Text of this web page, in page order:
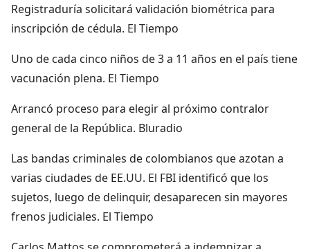
Registraduría solicitará validación biométrica para
inscripción de cédula. El Tiempo
Uno de cada cinco niños de 3 a 11 años en el país tiene
vacunación plena. El Tiempo
Arrancó proceso para elegir al próximo contralor
general de la República. Bluradio
Las bandas criminales de colombianos que azotan a
varias ciudades de EE.UU. El FBI identificó que los
sujetos, luego de delinquir, desaparecen sin mayores
frenos judiciales. El Tiempo